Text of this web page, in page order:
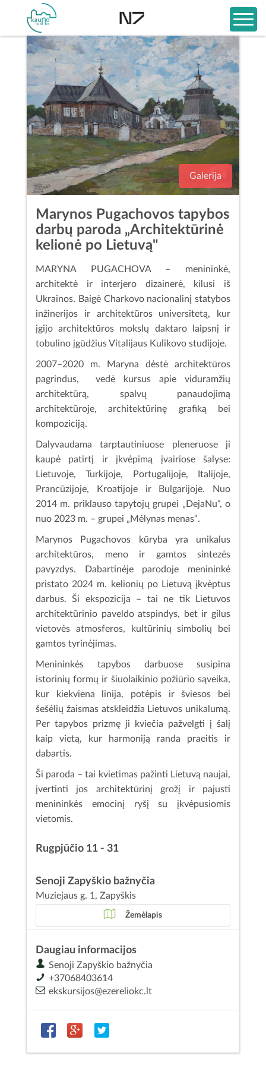
Galerija
Marynos Pugachovos tapybos
darbų paroda „Architektūrinė
kelionė po Lietuvą"
MARYNA PUGACHOVA – menininkė,
architektė ir interjero dizainerė, kilusi iš
Ukrainos. Baigė Charkovo nacionalinį statybos
inžinerijos ir architektūros universitetą, kur
įgijo architektūros mokslų daktaro laipsnį ir
tobulino įgūdžius Vitalijaus Kulikovo studijoje.
2007–2020 m. Maryna dėstė architektūros
pagrindus, vedė kursus apie viduramžių
architektūrą, spalvų panaudojimą
architektūroje, architektūrinę grafiką bei
kompoziciją.
Dalyvaudama tarptautiniuose pleneruose ji
kaupė patirtį ir įkvėpimą įvairiose šalyse:
Lietuvoje, Turkijoje, Portugalijoje, Italijoje,
Prancūzijoje, Kroatijoje ir Bulgarijoje. Nuo
2014 m. priklauso tapytojų grupei „DejaNu“, o
nuo 2023 m. – grupei „Mėlynas menas“.
Marynos Pugachovos kūryba yra unikalus
architektūros, meno ir gamtos sintezės
pavyzdys. Dabartinėje parodoje menininkė
pristato 2024 m. kelionių po Lietuvą įkvėptus
darbus. Ši ekspozicija – tai ne tik Lietuvos
architektūrinio paveldo atspindys, bet ir gilus
vietovės atmosferos, kultūrinių simbolių bei
gamtos tyrinėjimas.
Menininkės tapybos darbuose susipina
istorinių formų ir šiuolaikinio požiūrio sąveika,
kur kiekviena linija, potėpis ir šviesos bei
šešėlių žaismas atskleidžia Lietuvos unikalumą.
Per tapybos prizmę ji kviečia pažvelgti į šalį
kaip vietą, kur harmoniją randa praeitis ir
dabartis.
Ši paroda – tai kvietimas pažinti Lietuvą naujai,
įvertinti jos architektūrinį grožį ir pajusti
menininkės emocinį ryšį su įkvėpusiomis
vietomis.
Rugpjūčio 11 - 31
Senoji Zapyškio bažnyčia
Muziejaus g. 1, Zapyškis
Žemėlapis
Daugiau informacijos
Senoji Zapyškio bažnyčia
+37068403614
ekskursijos@ezereliokc.lt